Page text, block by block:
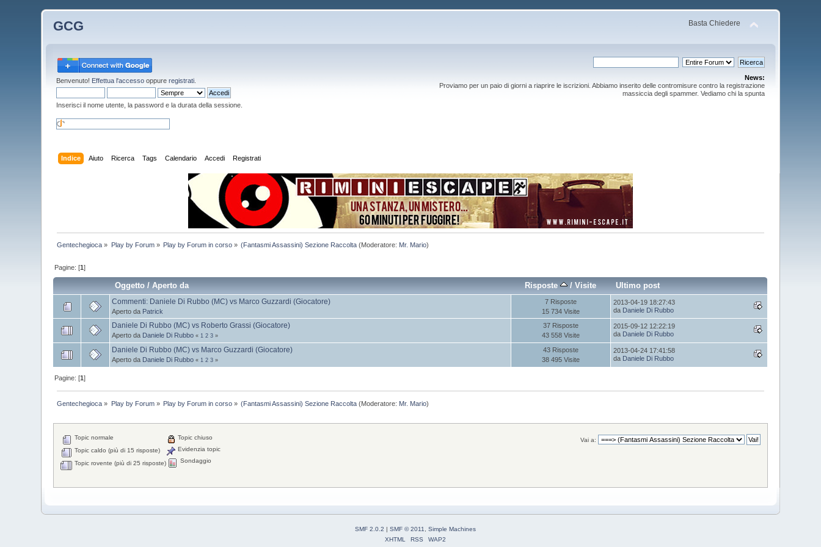
GCG Basta Chiedere
Benvenuto! Effettua l'accesso oppureregistrati
Inserisci il nome utente, la password e la durata della sessione.
News:
Proviamo per un paio di giorni a riaprire le iscrizioni. Abbiamo inserito delle contromisure contro la registrazione
massiccia degli spammer. Vediamo chi la spunta
Indice Aiuto Ricerca Tags Calendario Accedi Registrati
Gentechegioca » Play by Forum» Play by Forum in corso » (Fantasmi Assassini) Sezione Raccolta (Moderatore: Mr. Mario)
Pagine: [1]
Oggetto /Aperto da Risposte /Visite Ultimo post
Commenti: Daniele Di Rubbo (MC) vs Marco Guzzardi (Giocatore)
Aperto da Patrick
7 Risposte
15 734 Visite
2013-04-19 18:27:43
da Daniele Di Rubbo
Daniele Di Rubbo (MC) vs Roberto Grassi (Giocatore)
Aperto da Daniele Di Rubbo « 1 2 3 »
37 Risposte
43 558 Visite
2015-09-12 12:22:19
da Daniele Di Rubbo
Daniele Di Rubbo (MC) vs Marco Guzzardi (Giocatore)
Aperto da Daniele Di Rubbo « 1 2 3 »
43 Risposte
38 495 Visite
2013-04-24 17:41:58
da Daniele Di Rubbo
Pagine: [1]
Gentechegioca » Play by Forum» Play by Forum in corso » (Fantasmi Assassini) Sezione Raccolta (Moderatore: Mr. Mario)
Vai a:
Topic normale
Topic caldo (più di 15 risposte)
Topic rovente (più di 25 risposte)
Topic chiuso
Evidenzia topic
Sondaggio
SMF 2.0.2 | SMF © 2011, Simple Machines
XHTML
RSS WAP2